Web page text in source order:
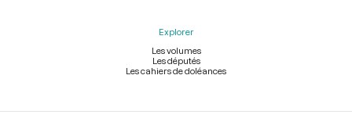
Explorer
Les volumes
Les députés
Les cahiers de doléances